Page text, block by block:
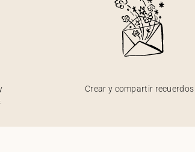
Crear y compartir recuerdos